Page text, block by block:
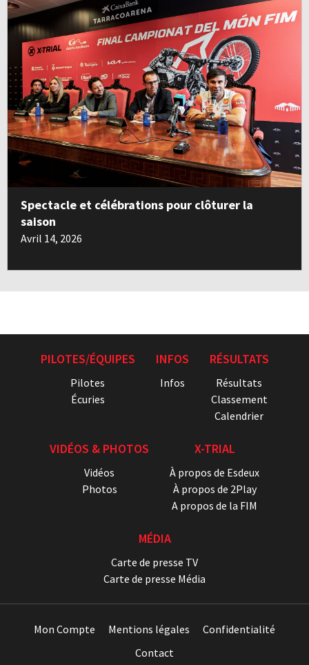
Spectacle et célébrations pour clôturer la
saison
Avril 14, 2026
PILOTES/ÉQUIPES
Pilotes
Écuries
INFOS
Infos
RÉSULTATS
Résultats
Classement
Calendrier
VIDÉOS & PHOTOS
Vidéos
Photos
X-TRIAL
À propos de Esdeux
À propos de 2Play
A propos de la FIM
MÉDIA
Carte de presse TV
Carte de presse Média
Mon Compte Mentions légales
Confidentialité
Contact